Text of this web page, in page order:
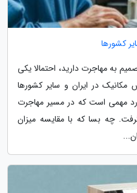
کشورها
به مهاجرت دارید، احتمالا یکی
در ایران و سایر کشورها
مهمی است که در مسیر مهاجرت
چه بسا که با مقایسه میزان